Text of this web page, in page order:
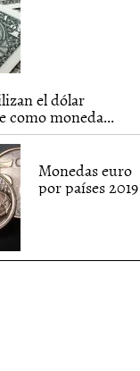
el dólar
como moneda...
Monedas euro
por países 2019